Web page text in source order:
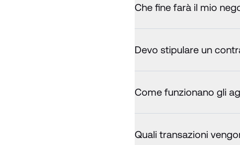
Che fine farà il mio
Devo stipulare un
Come funzionano gli
Quali transazioni